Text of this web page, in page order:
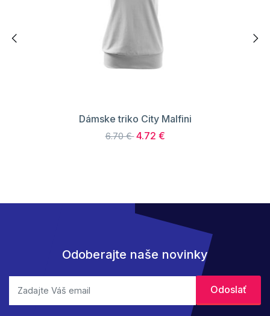
Dámske triko City Malfini
6.70 € 4.72 €
Odoberajte naše novinky